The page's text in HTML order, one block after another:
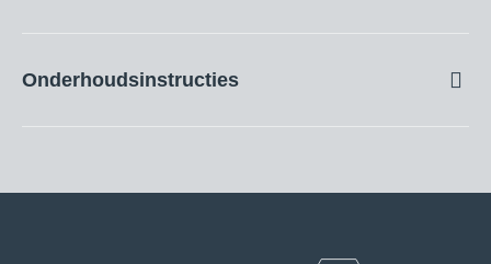
Onderhoudsinstructies